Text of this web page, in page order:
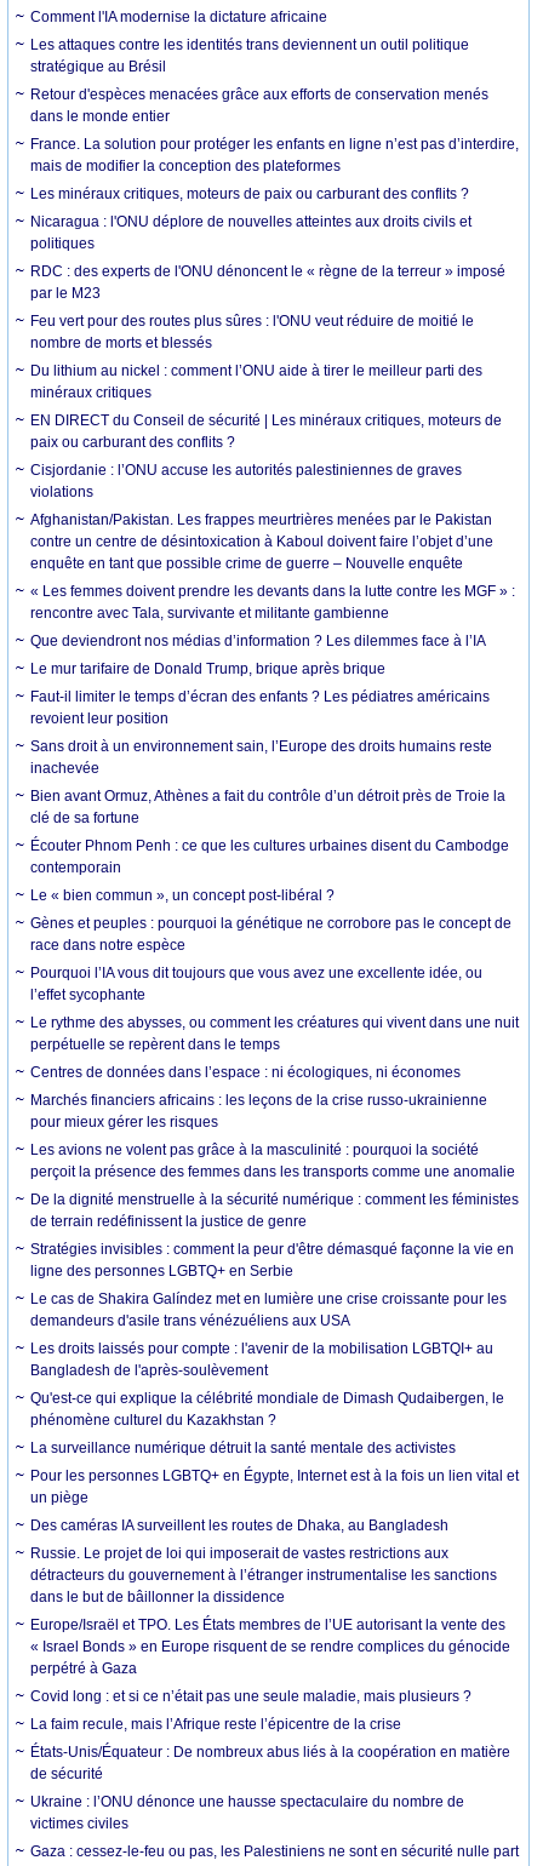
Comment l'IA modernise la dictature africaine
Les attaques contre les identités trans deviennent un outil politique
stratégique au Brésil
Retour d'espèces menacées grâce aux efforts de conservation menés
dans le monde entier
France. La solution pour protéger les enfants en ligne n’est pas d’interdire,
mais de modifier la conception des plateformes
Les minéraux critiques, moteurs de paix ou carburant des conflits ?
Nicaragua : l'ONU déplore de nouvelles atteintes aux droits civils et
politiques
RDC : des experts de l'ONU dénoncent le « règne de la terreur » imposé
par le M23
Feu vert pour des routes plus sûres : l'ONU veut réduire de moitié le
nombre de morts et blessés
Du lithium au nickel : comment l’ONU aide à tirer le meilleur parti des
minéraux critiques
EN DIRECT du Conseil de sécurité | Les minéraux critiques, moteurs de
paix ou carburant des conflits ?
Cisjordanie : l’ONU accuse les autorités palestiniennes de graves
violations
Afghanistan/Pakistan. Les frappes meurtrières menées par le Pakistan
contre un centre de désintoxication à Kaboul doivent faire l’objet d’une
enquête en tant que possible crime de guerre – Nouvelle enquête
« Les femmes doivent prendre les devants dans la lutte contre les MGF » :
rencontre avec Tala, survivante et militante gambienne
Que deviendront nos médias d’information ? Les dilemmes face à l’IA
Le mur tarifaire de Donald Trump, brique après brique
Faut-il limiter le temps d’écran des enfants ? Les pédiatres américains
revoient leur position
Sans droit à un environnement sain, l’Europe des droits humains reste
inachevée
Bien avant Ormuz, Athènes a fait du contrôle d’un détroit près de Troie la
clé de sa fortune
Écouter Phnom Penh : ce que les cultures urbaines disent du Cambodge
contemporain
Le « bien commun », un concept post-libéral ?
Gènes et peuples : pourquoi la génétique ne corrobore pas le concept de
race dans notre espèce
Pourquoi l’IA vous dit toujours que vous avez une excellente idée, ou
l’effet sycophante
Le rythme des abysses, ou comment les créatures qui vivent dans une nuit
perpétuelle se repèrent dans le temps
Centres de données dans l’espace : ni écologiques, ni économes
Marchés financiers africains : les leçons de la crise russo-ukrainienne
pour mieux gérer les risques
Les avions ne volent pas grâce à la masculinité : pourquoi la société
perçoit la présence des femmes dans les transports comme une anomalie
De la dignité menstruelle à la sécurité numérique : comment les féministes
de terrain redéfinissent la justice de genre
Stratégies invisibles : comment la peur d'être démasqué façonne la vie en
ligne des personnes LGBTQ+ en Serbie
Le cas de Shakira Galíndez met en lumière une crise croissante pour les
demandeurs d'asile trans vénézuéliens aux USA
Les droits laissés pour compte : l'avenir de la mobilisation LGBTQI+ au
Bangladesh de l'après-soulèvement
Qu'est-ce qui explique la célébrité mondiale de Dimash Qudaibergen, le
phénomène culturel du Kazakhstan ?
La surveillance numérique détruit la santé mentale des activistes
Pour les personnes LGBTQ+ en Égypte, Internet est à la fois un lien vital et
un piège
Des caméras IA surveillent les routes de Dhaka, au Bangladesh
Russie. Le projet de loi qui imposerait de vastes restrictions aux
détracteurs du gouvernement à l’étranger instrumentalise les sanctions
dans le but de bâillonner la dissidence
Europe/Israël et TPO. Les États membres de l’UE autorisant la vente des
« Israel Bonds » en Europe risquent de se rendre complices du génocide
perpétré à Gaza
Covid long : et si ce n’était pas une seule maladie, mais plusieurs ?
La faim recule, mais l’Afrique reste l’épicentre de la crise
États-Unis/Équateur : De nombreux abus liés à la coopération en matière
de sécurité
Ukraine : l’ONU dénonce une hausse spectaculaire du nombre de
victimes civiles
Gaza : cessez-le-feu ou pas, les Palestiniens ne sont en sécurité nulle part